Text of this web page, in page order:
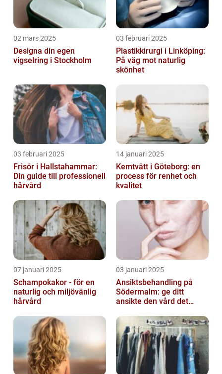
02 mars 2025
Designa din egen
vigselring i Stockholm
03 februari 2025
Plastikkirurgi i Linköping:
På väg mot naturlig
skönhet
03 februari 2025
Frisör i Hallstahammar:
Din guide till professionell
hårvård
14 januari 2025
Kemtvätt i Göteborg: en
process för renhet och
kvalitet
07 januari 2025
Schampokakor - för en
naturlig och miljövänlig
hårvård
03 januari 2025
Ansiktsbehandling på
Södermalm: ge ditt
ansikte den vård det